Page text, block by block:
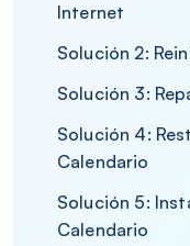
Internet
Solución 2:
Solución 3:
Solución 4:
Calendario
Solución 5:
Calendario